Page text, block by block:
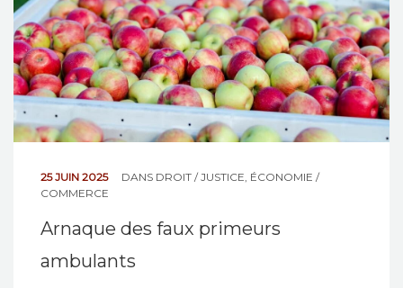
25 JUIN 2025 DANS DROIT / JUSTICE ÉCONOMIE /
COMMERCE
Arnaque des faux primeurs
ambulants